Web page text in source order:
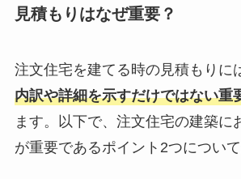
見積もりはなぜ重要？
注文住宅を建てる時の見積もりに
内訳や詳細を示すだけではない重
ます。以下で、注文住宅の建築に
が重要であるポイント2つについて